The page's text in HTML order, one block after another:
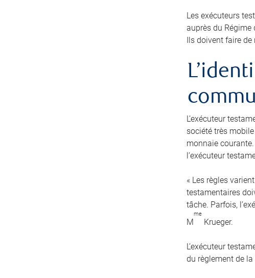
Les exécuteurs
auprès du Régime
Ils doivent faire
L’exécuteur
société très
monnaie
l’exécuteur
« Les règles
testamentaires
tâche. Parfois,
M
me
Krueger.
L’exécuteur
du règlement de